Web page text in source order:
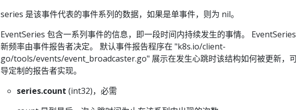
series 是该事件代表的事件系列的数据，如果是单事件，则为 nil。
EventSeries 包含一系列事件的信息，即一段时间内持续发生的事情。
新频率由事件报告者决定。 默认事件报告程序在 "k8s.io/client-
go/tools/events/event_broadcaster.go" 展示在发生心跳时该结构如何被更新，
导定制的报告者实现。
series.count (int32)，必需